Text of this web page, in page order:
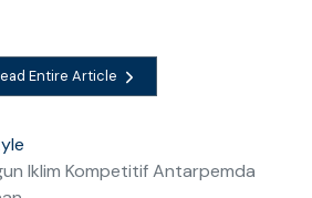
Entire Article
Iklim Kompetitif Antarpemda